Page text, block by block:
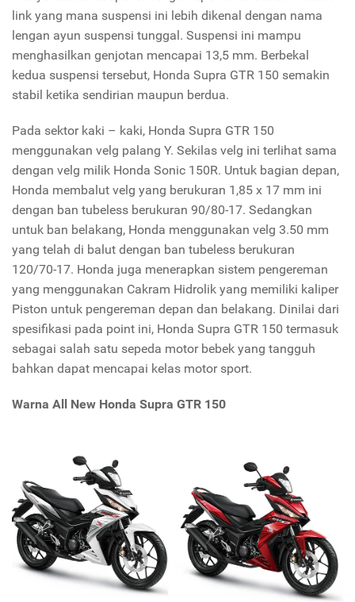
link yang mana suspensi ini lebih dikenal dengan nama
lengan ayun suspensi tunggal. Suspensi ini mampu
menghasilkan genjotan mencapai 13,5 mm. Berbekal
kedua suspensi tersebut, Honda Supra GTR 150 semakin
stabil ketika sendirian maupun berdua.
Pada sektor kaki – kaki, Honda Supra GTR 150
menggunakan velg palang Y. Sekilas velg ini terlihat sama
dengan velg milik Honda Sonic 150R. Untuk bagian depan,
Honda membalut velg yang berukuran 1,85 x 17 mm ini
dengan ban tubeless berukuran 90/80-17. Sedangkan
untuk ban belakang, Honda menggunakan velg 3.50 mm
yang telah di balut dengan ban tubeless berukuran
120/70-17. Honda juga menerapkan sistem pengereman
yang menggunakan Cakram Hidrolik yang memiliki kaliper
Piston untuk pengereman depan dan belakang. Dinilai dari
spesifikasi pada point ini, Honda Supra GTR 150 termasuk
sebagai salah satu sepeda motor bebek yang tangguh
bahkan dapat mencapai kelas motor sport.
Warna All New Honda Supra GTR 150